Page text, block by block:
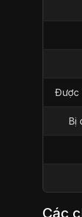
Được
Bị
Các